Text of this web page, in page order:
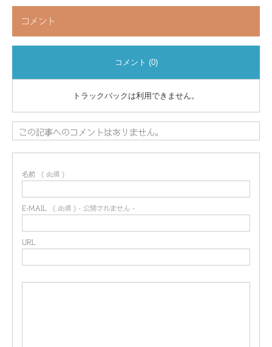
コメント
コメント (0)
トラックバックは利用できません。
この記事へのコメントはありません。
名前 ( 必須 )
E-MAIL ( 必須 ) - 公開されません -
URL